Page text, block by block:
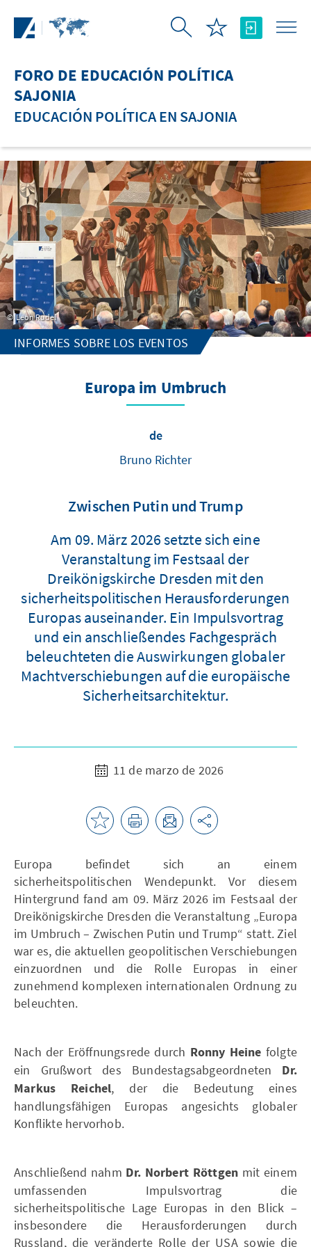
FORO DE EDUCACIÓN POLÍTICA
SAJONIA
EDUCACIÓN POLÍTICA EN SAJONIA
Leon Rudel
INFORMES SOBRE LOS EVENTOS
Europa im Umbruch
de
Bruno Richter
Zwischen Putin und Trump
Am 09. März 2026 setzte sich eine
Veranstaltung im Festsaal der
Dreikönigskirche Dresden mit den
sicherheitspolitischen Herausforderungen
Europas auseinander. Ein Impulsvortrag
und ein anschließendes Fachgespräch
beleuchteten die Auswirkungen globaler
Machtverschiebungen auf die europäische
Sicherheitsarchitektur.
11 de marzo de 2026
Europa befindet sich an einem
sicherheitspolitischen Wendepunkt. Vor diesem
Hintergrund fand am 09. März 2026 im Festsaal der
Dreikönigskirche Dresden die Veranstaltung „Europa
im Umbruch – Zwischen Putin und Trump“ statt. Ziel
war es, die aktuellen geopolitischen Verschiebungen
einzuordnen und die Rolle Europas in einer
zunehmend komplexen internationalen Ordnung zu
beleuchten.
Nach der Eröffnungsrede durch Ronny Heine folgte
ein Grußwort des Bundestagsabgeordneten Dr.
Markus Reichel, der die Bedeutung eines
handlungsfähigen Europas angesichts globaler
Konflikte hervorhob.
Anschließend nahm Dr. Norbert Röttgen mit einem
umfassenden Impulsvortrag die
sicherheitspolitische Lage Europas in den Blick –
insbesondere die Herausforderungen durch
Russland, die veränderte Rolle der USA sowie die